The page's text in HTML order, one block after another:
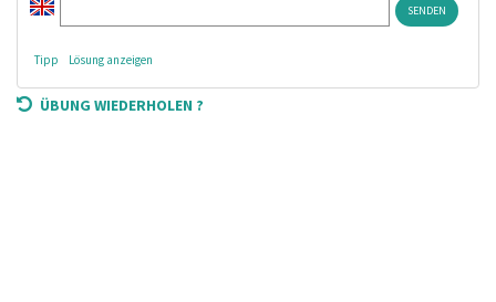
Tipp Lösung anzeigen
ÜBUNG WIEDERHOLEN ?